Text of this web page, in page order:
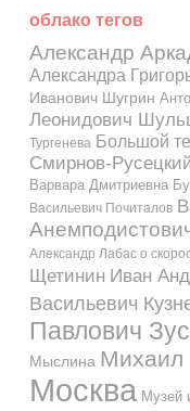
облако тегов
Александр
Александра
Иванович Шугрин
Леонидович
Тургенева Большой
Смирнов-
Варвара Дмитриевна
Васильевич Почиталов
Александр Лабас о
Щетинин Иван
Васильевич
Павлович
Мыслина Михаил
Москва Музей